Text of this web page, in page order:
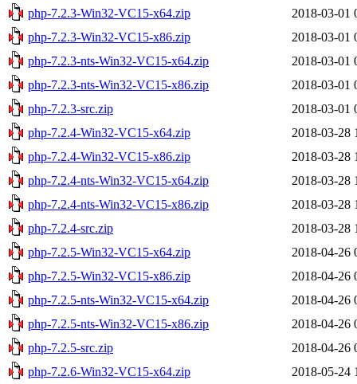
php-7.2.3-Win32-VC15-x64.zip
2018-03-01
php-7.2.3-Win32-VC15-x86.zip
2018-03-01
php-7.2.3-nts-Win32-VC15-x64.zip
2018-03-01
php-7.2.3-nts-Win32-VC15-x86.zip
2018-03-01
php-7.2.3-src.zip
2018-03-01
php-7.2.4-Win32-VC15-x64.zip
2018-03-28
php-7.2.4-Win32-VC15-x86.zip
2018-03-28
php-7.2.4-nts-Win32-VC15-x64.zip
2018-03-28
php-7.2.4-nts-Win32-VC15-x86.zip
2018-03-28
php-7.2.4-src.zip
2018-03-28
php-7.2.5-Win32-VC15-x64.zip
2018-04-26
php-7.2.5-Win32-VC15-x86.zip
2018-04-26
php-7.2.5-nts-Win32-VC15-x64.zip
2018-04-26
php-7.2.5-nts-Win32-VC15-x86.zip
2018-04-26
php-7.2.5-src.zip
2018-04-26
php-7.2.6-Win32-VC15-x64.zip
2018-05-24